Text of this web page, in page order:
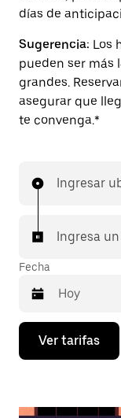
días de
Sugerencia: Los
pueden ser más
grandes.
asegurar que
te convenga.*
Ingresar
Ingresa
Fecha
Presiona
flecha
Ver tarifas